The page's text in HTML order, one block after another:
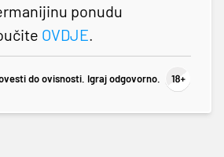
ponudu
OVDJE.
do ovisnosti. Igraj odgovorno.